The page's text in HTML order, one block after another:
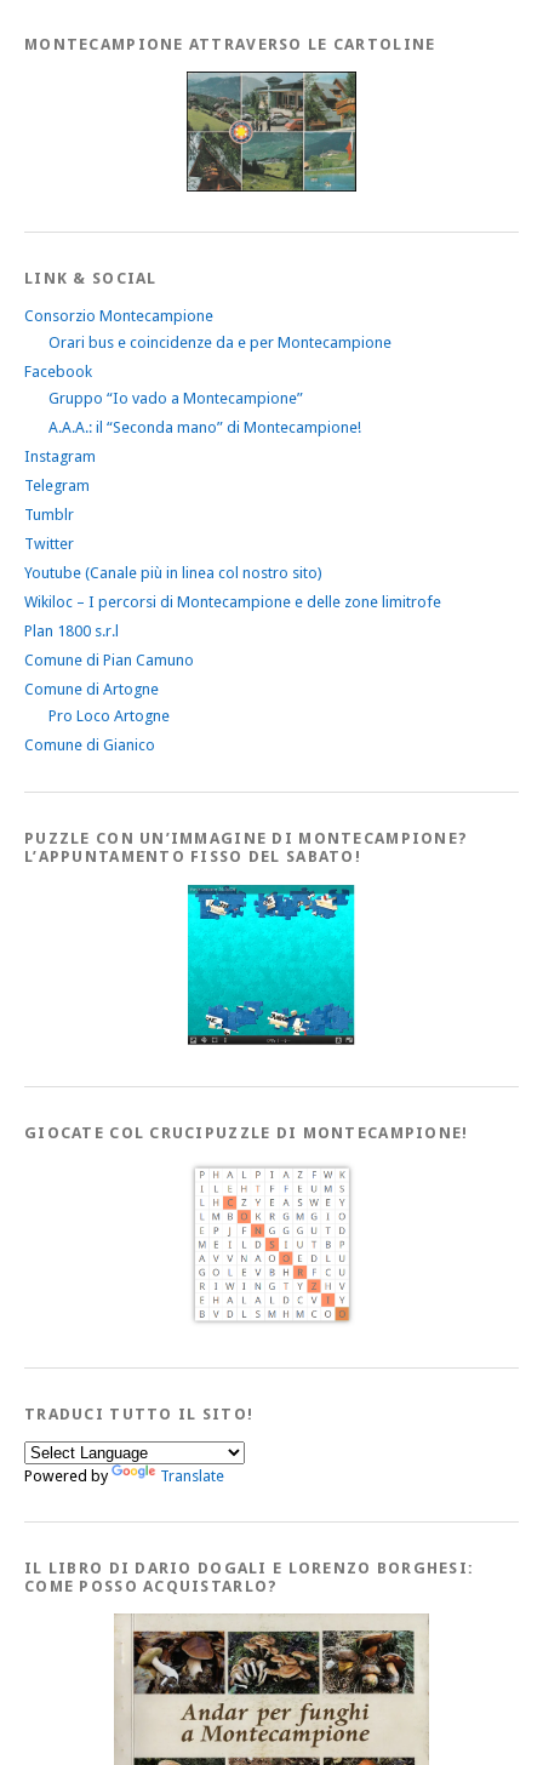
MONTECAMPIONE ATTRAVERSO LE CARTOLINE
LINK & SOCIAL
Consorzio Montecampione
Orari bus e coincidenze da e per Montecampione
Facebook
Gruppo “Io vado a Montecampione”
A.A.A.: il “Seconda mano” di Montecampione!
Instagram
Telegram
Tumblr
Twitter
Youtube (Canale più in linea col nostro sito)
Wikiloc – I percorsi di Montecampione e delle zone limitrofe
Plan 1800 s.r.l
Comune di Pian Camuno
Comune di Artogne
Pro Loco Artogne
Comune di Gianico
PUZZLE CON UN’IMMAGINE DI MONTECAMPIONE?
L’APPUNTAMENTO FISSO DEL SABATO!
GIOCATE COL CRUCIPUZZLE DI MONTECAMPIONE!
TRADUCI TUTTO IL SITO!
Powered by Translate
IL LIBRO DI DARIO DOGALI E LORENZO BORGHESI:
COME POSSO ACQUISTARLO?